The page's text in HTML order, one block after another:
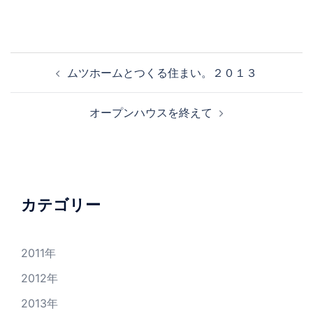
ムツホームとつくる住まい。２０１３
オープンハウスを終えて
カテゴリー
2011年
2012年
2013年